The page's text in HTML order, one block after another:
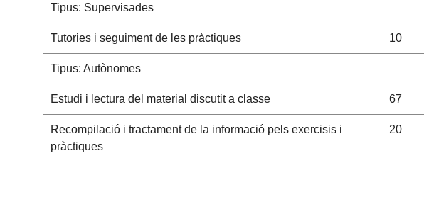
Tipus: Supervisades
Tutories i seguiment de les pràctiques 10
Tipus: Autònomes
Estudi i lectura del material discutit a classe 67
Recompilació i tractament de la informació pels exercisis i
pràctiques
20